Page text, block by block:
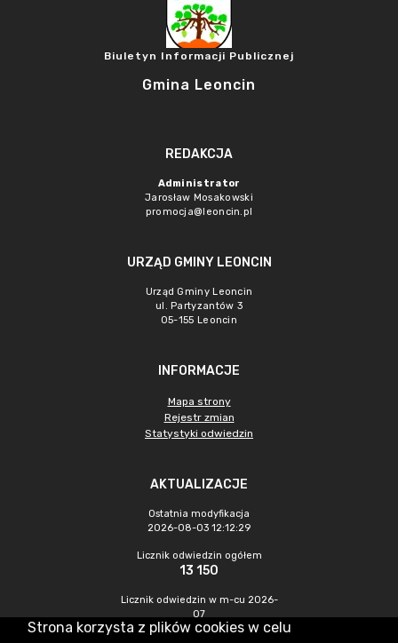
Biuletyn Informacji Publicznej
Gmina Leoncin
REDAKCJA
Administrator
Jarosław Mosakowski
promocja@leoncin.pl
URZĄD GMINY LEONCIN
Urząd Gminy Leoncin
ul. Partyzantów 3
05-155 Leoncin
INFORMACJE
Mapa strony
Rejestr zmian
Statystyki odwiedzin
AKTUALIZACJE
Ostatnia modyfikacja
2026-08-03 12:12:29
Licznik odwiedzin ogółem
13 150
Licznik odwiedzin w m-cu 2026-
07
242
Strona korzysta z plików cookies w celu